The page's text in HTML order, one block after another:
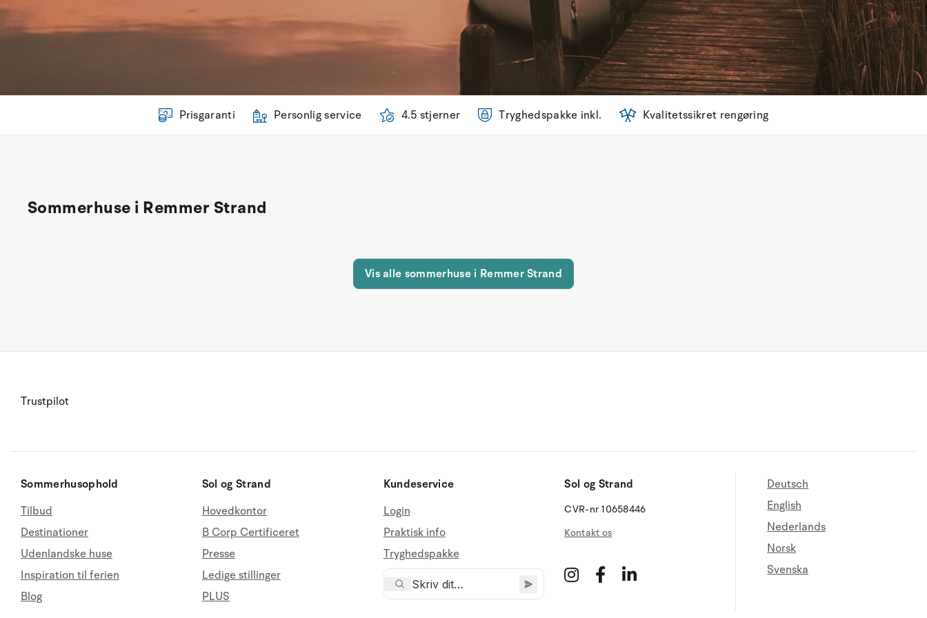
Prisgaranti Personlig service 4.5 stjerner Tryghedspakke inkl. Kvalitetssikret rengøring
Sommerhuse i Remmer Strand
Vis alle sommerhuse i Remmer Strand
Trustpilot
Sommerhusophold
Tilbud
Destinationer
Udenlandske huse
Inspiration til ferien
Blog
Sol og Strand
Hovedkontor
B Corp Certificeret
Presse
Ledige stillinger
PLUS
Kundeservice
Login
Praktisk info
Tryghedspakke
Sol og Strand
CVR-nr 10658446
Kontakt os
Deutsch
English
Nederlands
Norsk
Svenska